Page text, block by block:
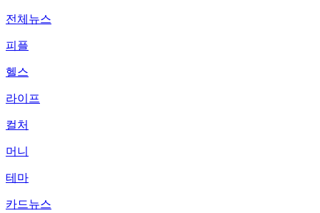
전체뉴스
피플
헬스
라이프
컬처
머니
테마
카드뉴스